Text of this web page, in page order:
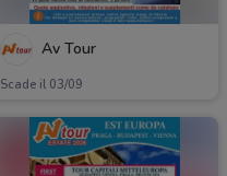
Av Tour
Scade il 03/09